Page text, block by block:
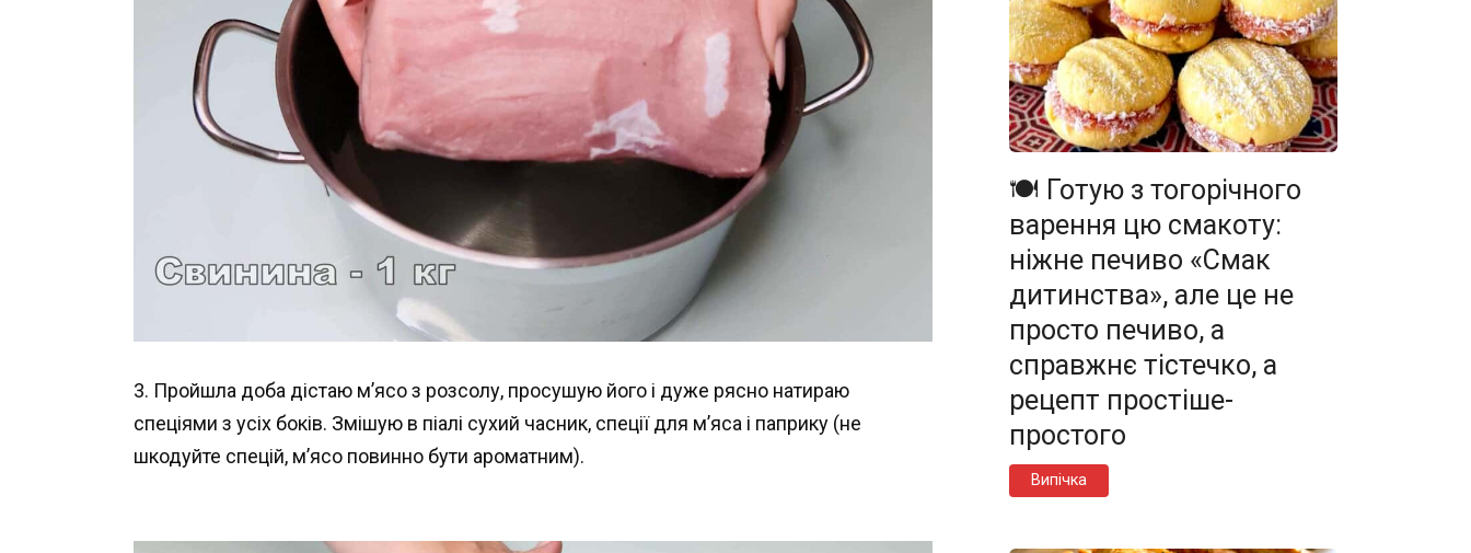
3. Пройшла доба дістаю м’ясо з розсолу, просушую його і дуже рясно натираю
спеціями з усіх боків. Змішую в піалі сухий часник, спеції для м’яса і паприку (не
шкодуйте спецій, м’ясо повинно бути ароматним).
🍽️ Готую з тогорічного
варення цю смакоту:
ніжне печиво «Смак
дитинства», але це не
просто печиво, а
справжнє тістечко, а
рецепт простіше-
простого
Випічка